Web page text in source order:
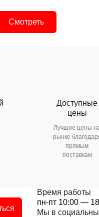
Смотреть
Доступные
цены
Лучшие цены
рынке
прямым
поставкам
Время работы
пн-пт 10:00 —
Мы в